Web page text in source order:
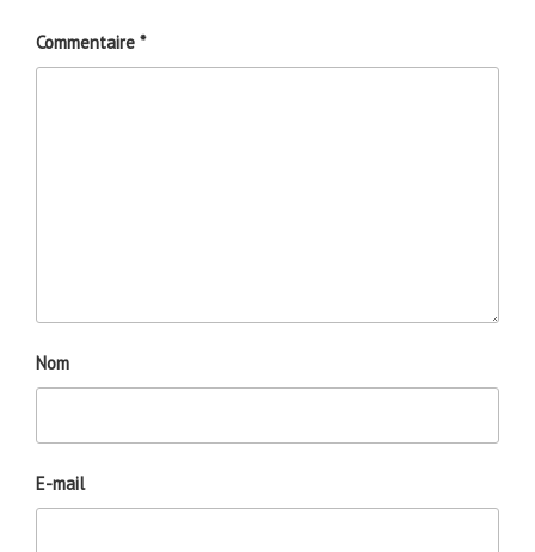
Commentaire *
Nom
E-mail